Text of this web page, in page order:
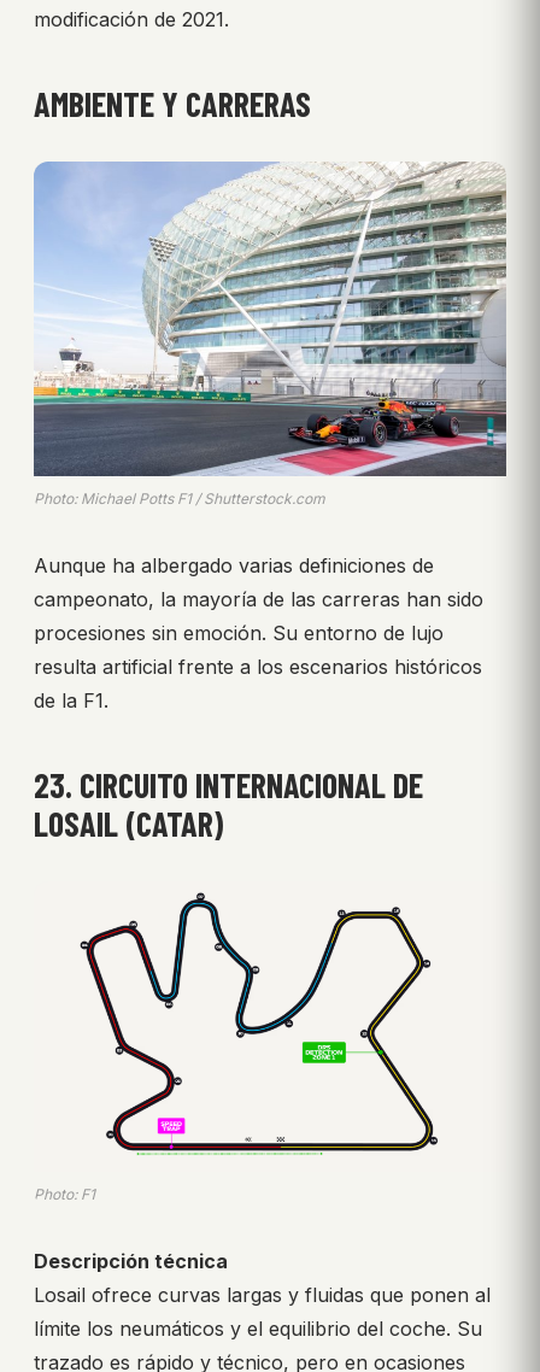
modificación de 2021.
AMBIENTE Y CARRERAS
Photo: Michael Potts F1 / Shutterstock.com
Aunque ha albergado varias definiciones de
campeonato, la mayoría de las carreras han sido
procesiones sin emoción. Su entorno de lujo
resulta artificial frente a los escenarios históricos
de la F1.
23. CIRCUITO INTERNACIONAL DE
LOSAIL (CATAR)
Photo: F1
Descripción técnica
Losail ofrece curvas largas y fluidas que ponen al
límite los neumáticos y el equilibrio del coche. Su
trazado es rápido y técnico, pero en ocasiones